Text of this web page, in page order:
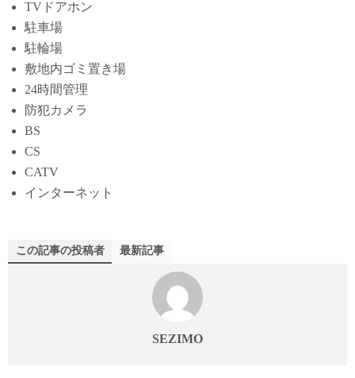
TVドアホン
駐車場
駐輪場
敷地内ゴミ置き場
24時間管理
防犯カメラ
BS
CS
CATV
インターネット
この記事の投稿者 最新記事
SEZIMO